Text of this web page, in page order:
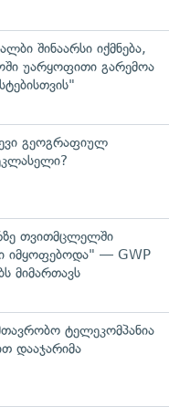
შინაარსი იქმნება,
უარყოფითი გარემოა
გეოგრაფიულ
თვითმცლელში
იმყოფებოდა" — GWP
მიმართავს
ტელეკომპანია
დააჯარიმა